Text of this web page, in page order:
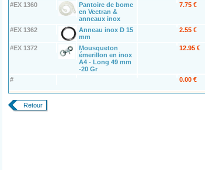
#EX 1360
Pantoire de bome
en Vectran &
anneaux inox
7.75 €
#EX 1362
Anneau inox D 15
mm
2.55 €
#EX 1372
Mousqueton
émerillon en inox
A4 - Long 49 mm
-20 Gr
12.95 €
# 0.00 €
Retour